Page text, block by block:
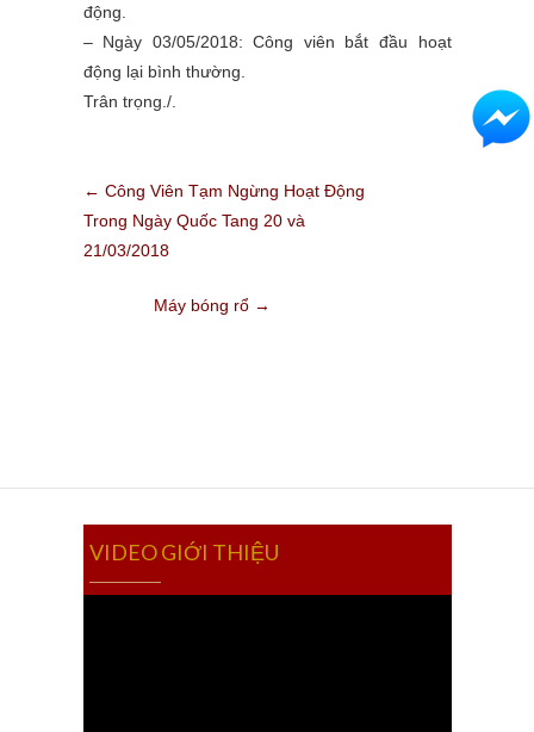
động.
– Ngày 03/05/2018: Công viên bắt đầu hoạt
động lại bình thường.
Trân trọng./.
← Công Viên Tạm Ngừng Hoạt Động
Trong Ngày Quốc Tang 20 và
21/03/2018
Máy bóng rổ →
VIDEO GIỚI THIỆU